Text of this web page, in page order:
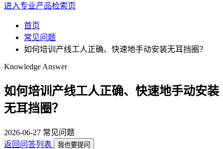
进入专业产品检索页
首页
常见问题
如何培训产线工人正确、快速地手动安装无耳挡圈？
Knowledge Answer
如何培训产线工人正确、快速地手动安装
无耳挡圈？
2026-06-27 常见问题
返回问答列表
我也要提问